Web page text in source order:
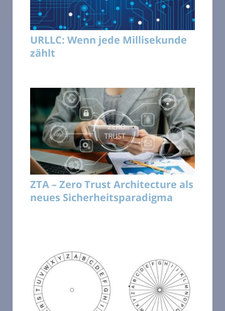
URLLC: Wenn jede Millisekunde
zählt
ZTA – Zero Trust Architecture als
neues Sicherheitsparadigma